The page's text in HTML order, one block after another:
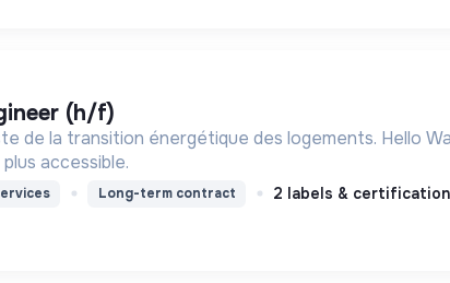
(h/f)
de la transition énergétique des logements. Hello
accessible.
Long-term contract 2 labels &